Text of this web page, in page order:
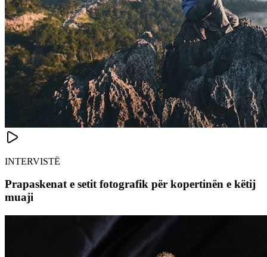
INTERVISTË
Prapaskenat e setit fotografik për kopertinën e këtij
muaji